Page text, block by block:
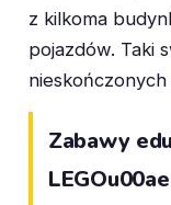
z kilkoma
pojazdów. Taki
Zabawy